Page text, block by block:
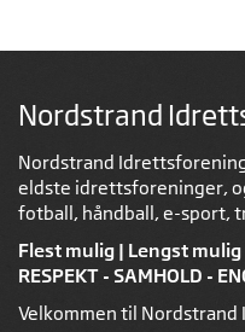
Nordstrand
Nordstrand
eldste idrettsforeninger,
fotball, håndball, e-sport,
Flest mulig | Lengst
RESPEKT - SAMHOLD -
Velkommen til